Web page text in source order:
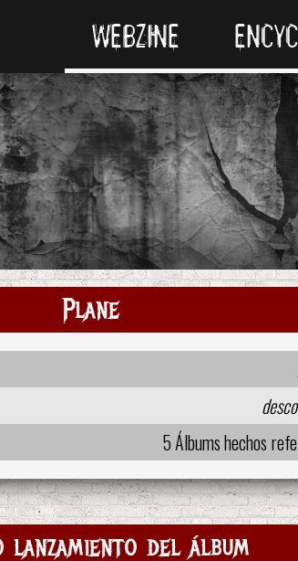
WEBZINE
Plane
5 Álbums hechos
lanzamiento del álbum